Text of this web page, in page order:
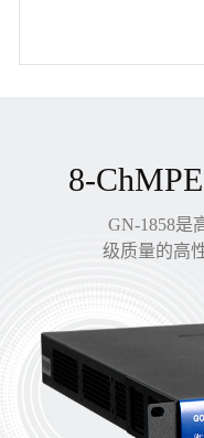
8-
GN-1858是
级质量的高